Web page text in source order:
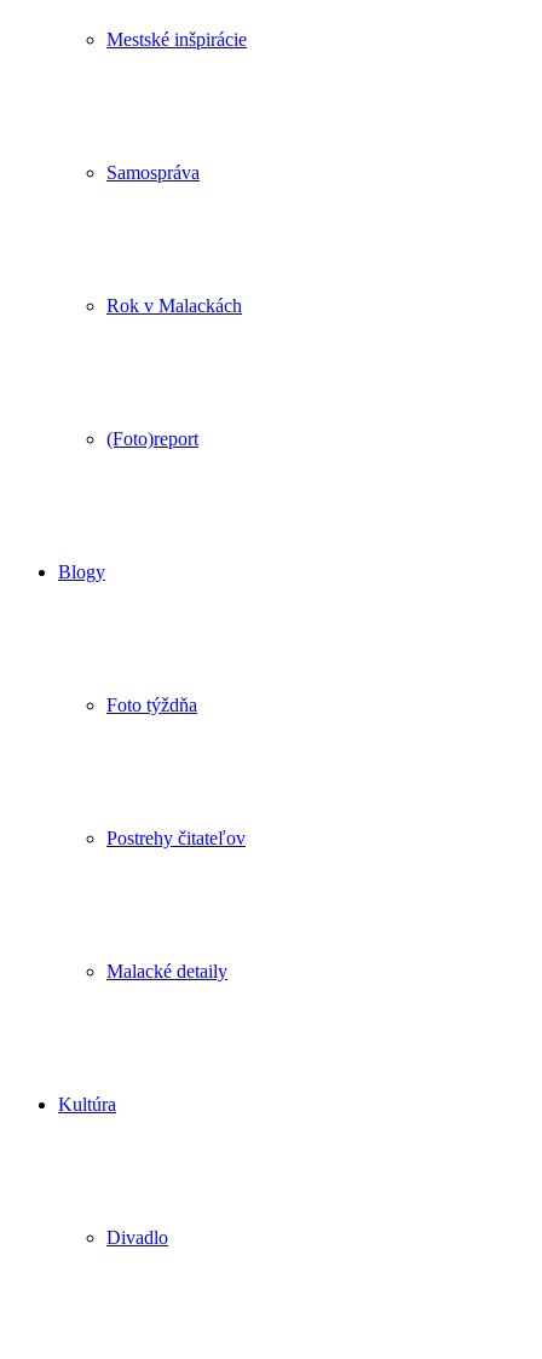
Mestské inšpirácie
Samospráva
Rok v Malackách
(Foto)report
Blogy
Foto týždňa
Postrehy čitateľov
Malacké detaily
Kultúra
Divadlo